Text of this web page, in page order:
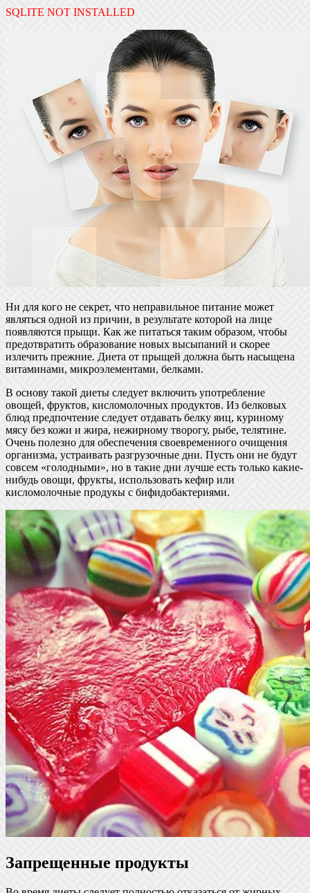
SQLITE NOT INSTALLED
Ни для кого не секрет, что неправильное питание может
являться одной из причин, в результате которой на лице
появляются прыщи. Как же питаться таким образом, чтобы
предотвратить образование новых высыпаний и скорее
излечить прежние. Диета от прыщей должна быть насыщена
витаминами, микроэлементами, белками.
В основу такой диеты следует включить употребление
овощей, фруктов, кисломолочных продуктов. Из белковых
блюд предпочтение следует отдавать белку яиц, куриному
мясу без кожи и жира, нежирному творогу, рыбе, телятине.
Очень полезно для обеспечения своевременного очищения
организма, устраивать разгрузочные дни. Пусть они не будут
совсем «голодными», но в такие дни лучше есть только какие-
нибудь овощи, фрукты, использовать кефир или
кисломолочные продукы с бифидобактериями.
Запрещенные продукты